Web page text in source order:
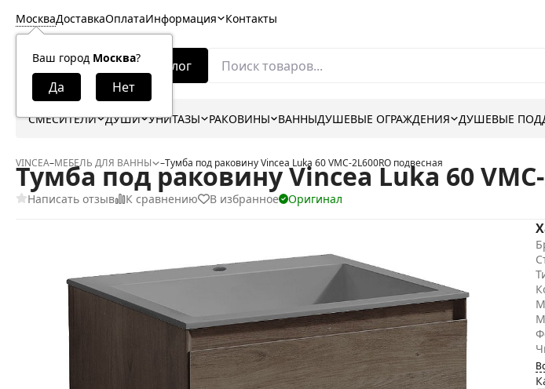
Москва
Ваш город Москва?
ДоставкаОплатаИнформация Контакты
Каталог
СМЕСИТЕЛИ ДУШИ УНИТАЗЫ РАКОВИНЫ ВАННЫДУШЕВЫЕ ОГРАЖДЕНИЯ ДУШЕВЫЕ
VINCEA–МЕБЕЛЬ ДЛЯ ВАННЫ –Тумба под раковину Vincea Luka 60 VMC-2L600RO подвесная
Тумба под раковину Vincea Luka 60
Написать отзыв К сравнению В избранное Оригинал